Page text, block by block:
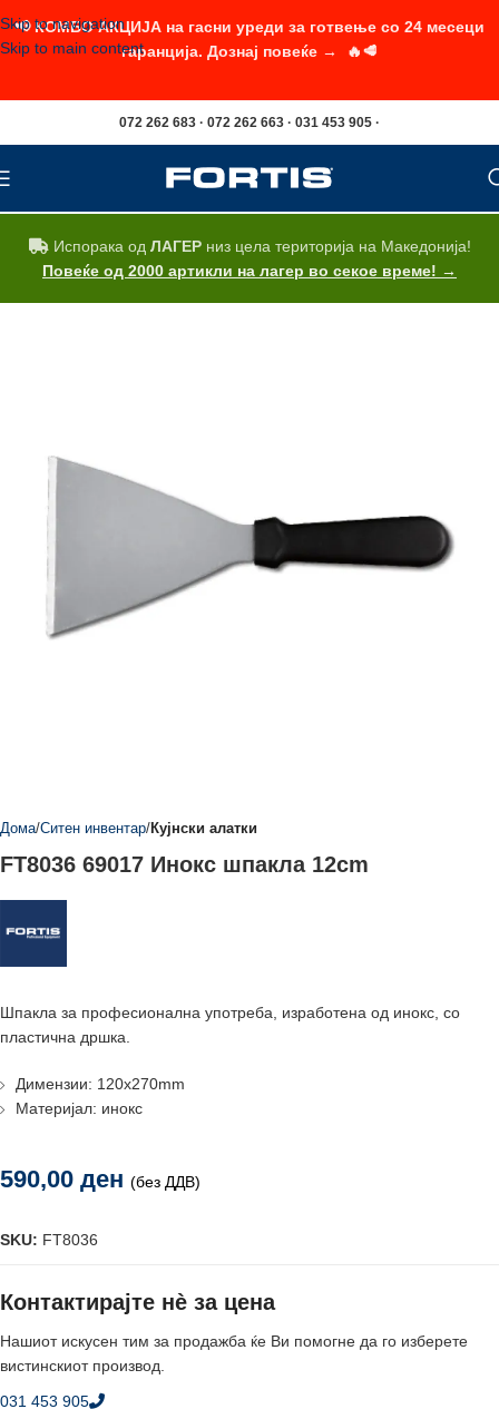
Skip to navigation
Skip to main content
072 262 683 · 072 262 663 · 031 453 905 ·
Испорака од ЛАГЕРниз цела територија на Македонија!
Повеќе од 2000 артикли на лагер во секое време! →
Дома Ситен инвентар Кујнски алатки
FT8036 69017 Инокс шпакла 12cm
Шпакла за професионална употреба, изработена од инокс, со
пластична дршка.
Димензии: 120x270mm
Материјал: инокс
590,00 ден (без ДДВ)
SKU: FT8036
Контактирајте нè за цена
Нашиот искусен тим за продажба ќе Ви помогне да го изберете
вистинскиот производ.
031 453 905
📢 КОМБО АКЦИЈА на гасни уреди за готвење со 24 месеци
гаранција. Дознај повеќе → 🔥🥩